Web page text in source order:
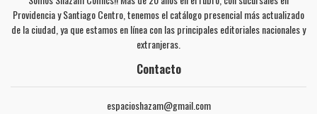
Providencia y Santiago Centro, tenemos el catálogo presencial más actualizado
de la ciudad, ya que estamos en línea con las principales editoriales nacionales y
extranjeras.
Contacto
espacioshazam@gmail.com